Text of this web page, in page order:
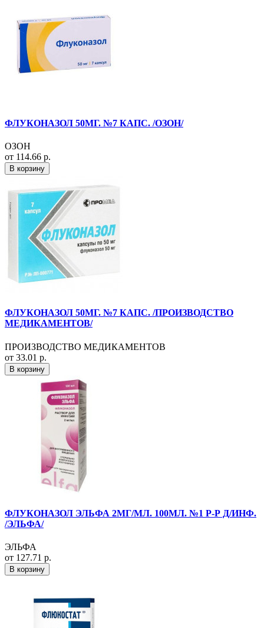
ФЛУКОНАЗОЛ 50МГ. №7 КАПС. /ОЗОН/
ОЗОН
от 114.66 р.
В корзину
ФЛУКОНАЗОЛ 50МГ. №7 КАПС. /ПРОИЗВОДСТВО
МЕДИКАМЕНТОВ/
ПРОИЗВОДСТВО МЕДИКАМЕНТОВ
от 33.01 р.
В корзину
ФЛУКОНАЗОЛ ЭЛЬФА 2МГ/МЛ. 100МЛ. №1 Р-Р Д/ИНФ.
/ЭЛЬФА/
ЭЛЬФА
от 127.71 р.
В корзину